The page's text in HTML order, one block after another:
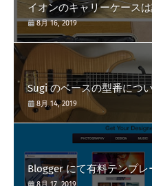
イオンのキャリーケース
8月 16, 2019
Sugi のベースの型番につ
8月 14, 2019
Blogger にて有料テン
8月 17, 2019